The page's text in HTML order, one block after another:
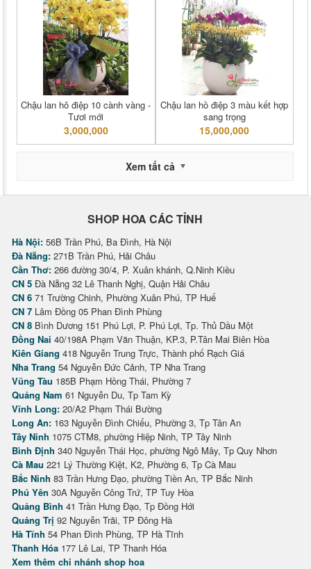
Chậu lan hô điệp 10 cành vàng -
Tươi mới
3,000,000
Chậu lan hồ điệp 3 màu kết hợp
sang trọng
15,000,000
Xem tất cả
SHOP HOA CÁC TỈNH
Hà Nội: 56B Trần Phú, Ba Đình, Hà Nội
Đà Nẵng: 271B Trần Phú, Hải Châu
Cần Thơ: 266 đường 30/4, P. Xuân khánh, Q.Ninh Kiều
CN 5 Đà Nẵng 32 Lê Thanh Nghị, Quận Hải Châu
CN 6 71 Trường Chinh, Phường Xuân Phú, TP Huế
CN 7 Lâm Đồng 05 Phan Đình Phùng
CN 8 Bình Dương 151 Phú Lợi, P. Phú Lợi, Tp. Thủ Dầu Một
Đồng Nai 40/198A Phạm Văn Thuận, KP.3, P.Tân Mai Biên Hòa
Kiên Giang 418 Nguyễn Trung Trực, Thành phố Rạch Giá
Nha Trang 54 Nguyễn Đức Cảnh, TP Nha Trang
Vũng Tàu 185B Phạm Hồng Thái, Phường 7
Quảng Nam 61 Nguyễn Du, Tp Tam Kỳ
Vĩnh Long: 20/A2 Phạm Thái Bường
Long An: 163 Nguyễn Đình Chiểu, Phường 3, Tp Tân An
Tây Ninh 1075 CTM8, phường Hiệp Ninh, TP Tây Ninh
Bình Định 340 Nguyễn Thái Học, phường Ngô Mây, Tp Quy Nhơn
Cà Mau 221 Lý Thường Kiệt, K2, Phường 6, Tp Cà Mau
Bắc Ninh 83 Trần Hưng Đạo, phường Tiền An, TP Bắc Ninh
Phú Yên 30A Nguyễn Công Trứ, TP Tuy Hòa
Quảng Bình 41 Trần Hưng Đạo, Tp Đồng Hới
Quảng Trị 92 Nguyễn Trãi, TP Đông Hà
Hà Tĩnh 54 Phan Đình Phùng, TP Hà Tĩnh
Thanh Hóa 177 Lê Lai, TP Thanh Hóa
Xem thêm chi nhánh shop hoa